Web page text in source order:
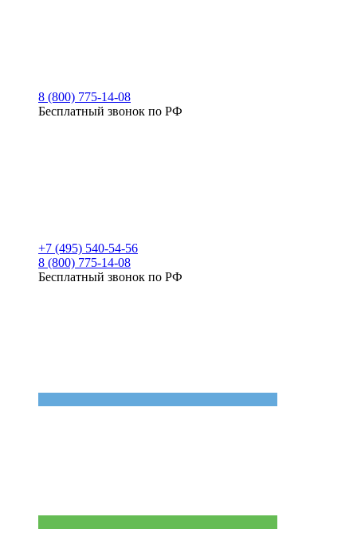
8 (800) 775-14-08
Бесплатный звонок по РФ
+7 (495) 540-54-56
8 (800) 775-14-08
Бесплатный звонок по РФ